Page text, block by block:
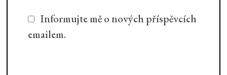
Informujte mě o nových příspěvcích
emailem.